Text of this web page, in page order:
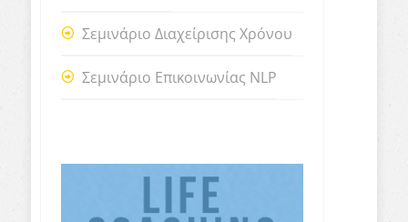
Σεμινάριο Διαχείρισης Χρόνου
Σεμινάριο Επικοινωνίας NLP